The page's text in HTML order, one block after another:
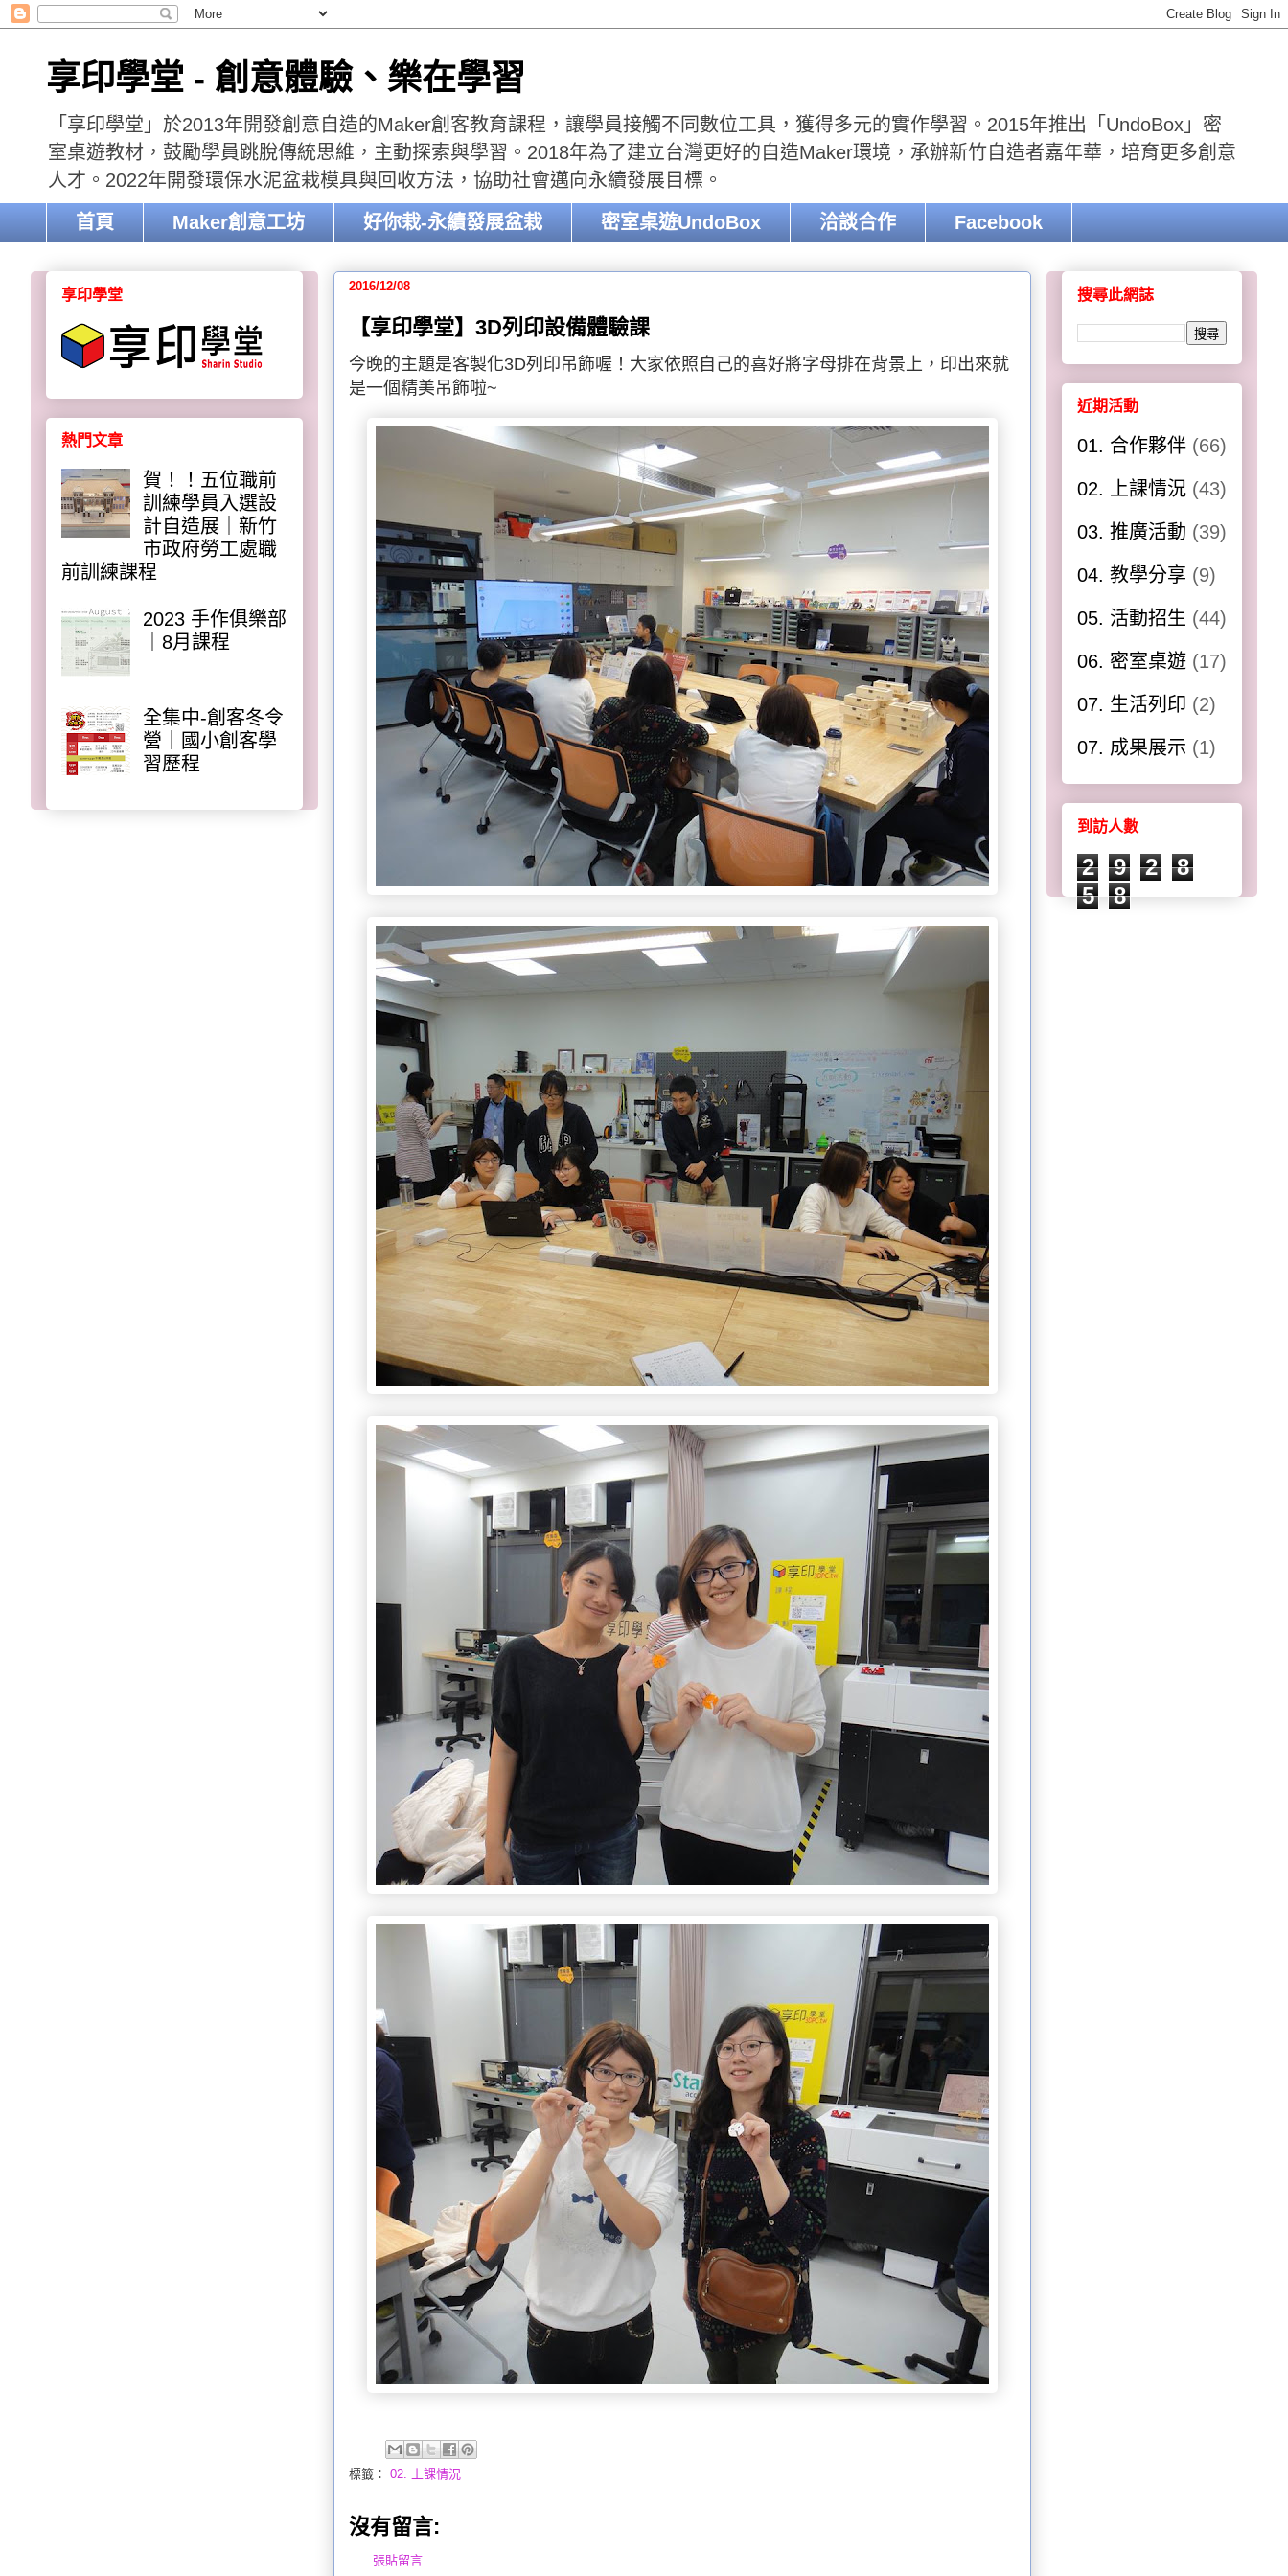
享印學堂 - 創意體驗、樂在學習
「享印學堂」於2013年開發創意自造的Maker創客教育課程，讓學員接觸不同數位工具，獲得多元的實作學習。2015年推出「UndoBox」密
室桌遊教材，鼓勵學員跳脫傳統思維，主動探索與學習。2018年為了建立台灣更好的自造Maker環境，承辦新竹自造者嘉年華，培育更多創意
人才。2022年開發環保水泥盆栽模具與回收方法，協助社會邁向永續發展目標。
首頁
Maker創意工坊 好你栽-永續發展盆栽 密室桌遊UndoBox 洽談合作 Facebook
2016/12/08
【享印學堂】3D列印設備體驗課
今晚的主題是客製化3D列印吊飾喔！大家依照自己的喜好將字母排在背景上，印出來就
是一個精美吊飾啦~
標籤： 02. 上課情況
沒有留言:
張貼留言
享印學堂
熱門文章
賀！！五位職前
訓練學員入選設
計自造展｜新竹
市政府勞工處職
前訓練課程
2023 手作俱樂部
｜8月課程
全集中-創客冬令
營｜國小創客學
習歷程
搜尋此網誌
近期活動
01. 合作夥伴 (66)
02. 上課情況 (43)
03. 推廣活動 (39)
04. 教學分享 (9)
05. 活動招生 (44)
06. 密室桌遊 (17)
07. 生活列印 (2)
07. 成果展示 (1)
到訪人數
2 9 2
8
5
8